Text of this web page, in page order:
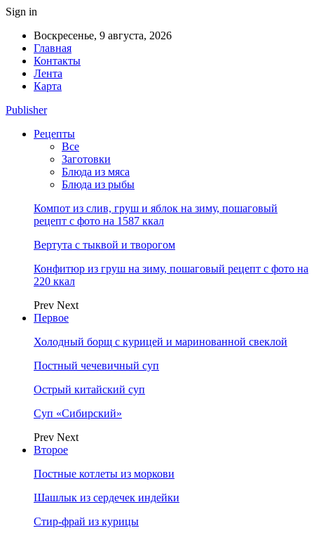
Sign in
Воскресенье, 9 августа, 2026
Главная
Контакты
Лента
Карта
Publisher
Рецепты
Все
Заготовки
Блюда из мяса
Блюда из рыбы
Компот из слив, груш и яблок на зиму, пошаговый
рецепт с фото на 1587 ккал
Вертута с тыквой и творогом
Конфитюр из груш на зиму, пошаговый рецепт с фото на
220 ккал
Prev Next
Первое
Холодный борщ с курицей и маринованной свеклой
Постный чечевичный суп
Острый китайский суп
Суп «Сибирский»
Prev Next
Второе
Постные котлеты из моркови
Шашлык из сердечек индейки
Стир-фрай из курицы